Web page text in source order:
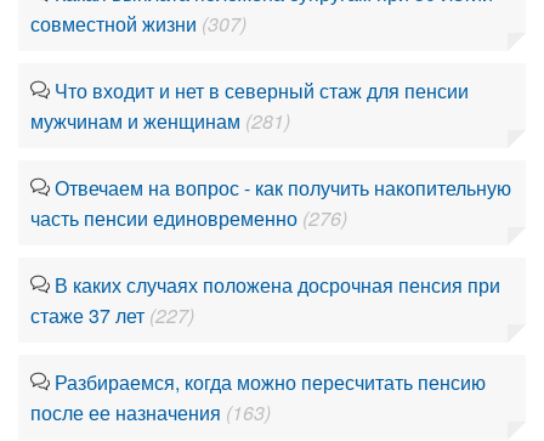
совместной жизни (307)
Что входит и нет в северный стаж для пенсии
мужчинам и женщинам (281)
Отвечаем на вопрос - как получить накопительную
часть пенсии единовременно (276)
В каких случаях положена досрочная пенсия при
стаже 37 лет (227)
Разбираемся, когда можно пересчитать пенсию
после ее назначения (163)